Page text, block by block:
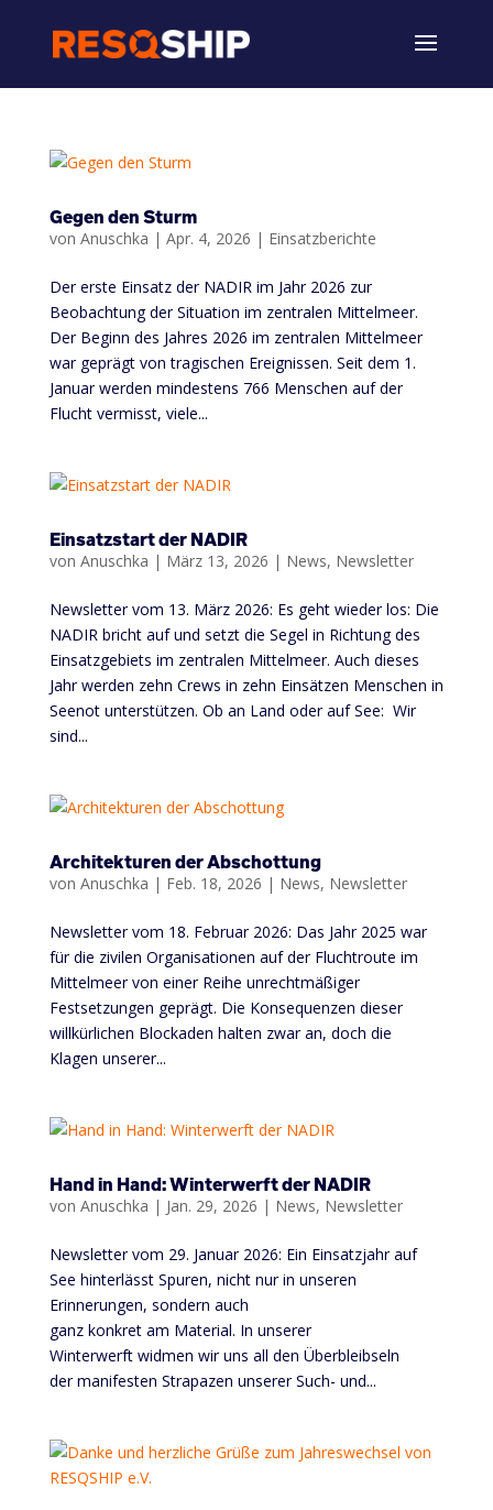
Gegen den Sturm
von Anuschka | Apr. 4, 2026 | Einsatzberichte
Der erste Einsatz der NADIR im Jahr 2026 zur
Beobachtung der Situation im zentralen Mittelmeer.
Der Beginn des Jahres 2026 im zentralen Mittelmeer
war geprägt von tragischen Ereignissen. Seit dem 1.
Januar werden mindestens 766 Menschen auf der
Flucht vermisst, viele...
Einsatzstart der NADIR
von Anuschka | März 13, 2026 | News, Newsletter
Newsletter vom 13. März 2026: Es geht wieder los: Die
NADIR bricht auf und setzt die Segel in Richtung des
Einsatzgebiets im zentralen Mittelmeer. Auch dieses
Jahr werden zehn Crews in zehn Einsätzen Menschen in
Seenot unterstützen. Ob an Land oder auf See: Wir
sind...
Architekturen der Abschottung
von Anuschka | Feb. 18, 2026 | News, Newsletter
Newsletter vom 18. Februar 2026: Das Jahr 2025 war
für die zivilen Organisationen auf der Fluchtroute im
Mittelmeer von einer Reihe unrechtmäßiger
Festsetzungen geprägt. Die Konsequenzen dieser
willkürlichen Blockaden halten zwar an, doch die
Klagen unserer...
Hand in Hand: Winterwerft der NADIR
von Anuschka | Jan. 29, 2026 | News, Newsletter
Newsletter vom 29. Januar 2026: Ein Einsatzjahr auf
See hinterlässt Spuren, nicht nur in unseren
Erinnerungen, sondern auch
ganz konkret am Material. In unserer
Winterwerft widmen wir uns all den Überbleibseln
der manifesten Strapazen unserer Such- und...